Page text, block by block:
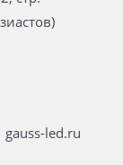
gauss-led.ru